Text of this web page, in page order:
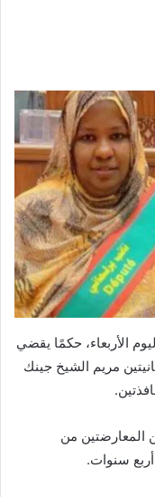
الأربعاء، حكمًا يقضي
مريم الشيخ جينك
المعارضتين من
سنوات.